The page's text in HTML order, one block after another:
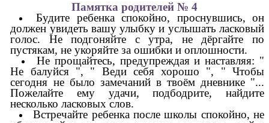
Памятка родителей № 4
Будите ребенка спокойно, проснувшись, он
должен увидеть вашу улыбку и услышать ласковый
голос. Не подгоняйте с утра, не дёргайте по
пустякам, не укоряйте за ошибки и оплошности.
Не прощайтесь, предупреждая и наставляя: "
Не балуйся ", " Веди себя хорошо ", " Чтобы
сегодня не было замечаний в твоём дневнике "...
Пожелайте ему удачи, подбодрите, найдите
несколько ласковых слов.
Встречайте ребенка после школы спокойно, не